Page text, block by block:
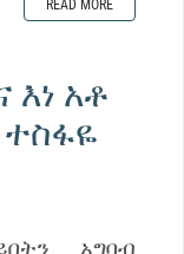
READ MORE
እነ አቶ
አግባብ